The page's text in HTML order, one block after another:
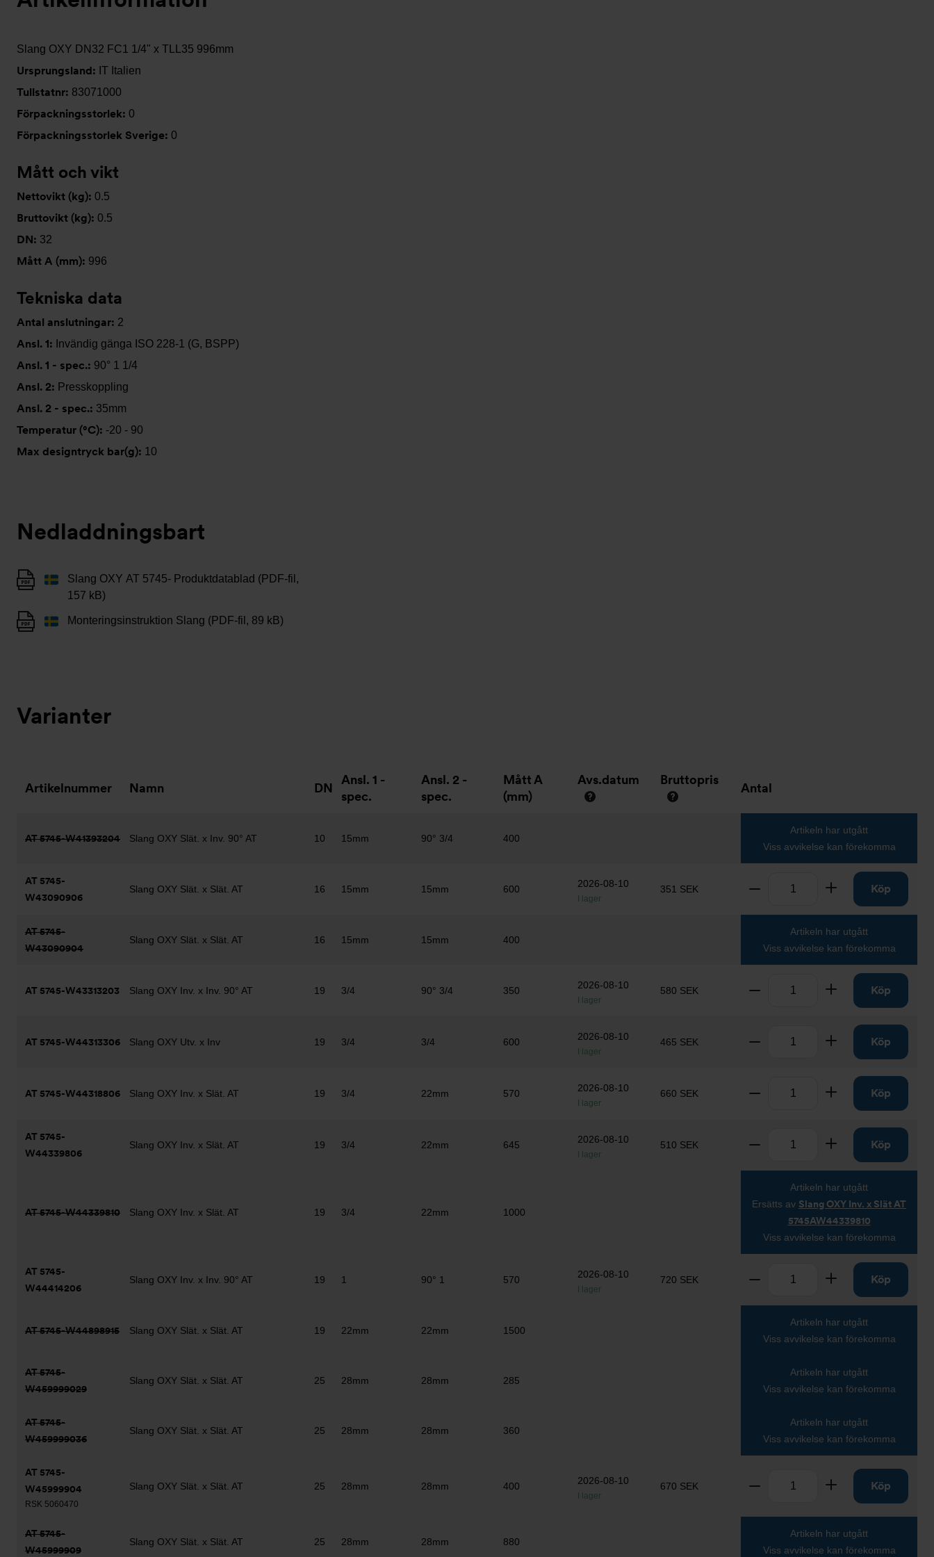
Slang OXY DN32 FC1 1/4" x TLL35 996mm
Ursprungsland: IT Italien
Tullstatnr: 83071000
Förpackningsstorlek: 0
Förpackningsstorlek Sverige: 0
Mått och vikt
Nettovikt (kg): 0.5
Bruttovikt (kg): 0.5
DN: 32
Mått A (mm): 996
Tekniska data
Antal anslutningar: 2
Ansl. 1: Invändig gänga ISO 228-1 (G, BSPP)
Ansl. 1 - spec.: 90° 1 1/4
Ansl. 2: Presskoppling
Ansl. 2 - spec.: 35mm
Temperatur (°C): -20 - 90
Max designtryck bar(g): 10
Nedladdningsbart
Slang OXY AT 5745- Produktdatablad (PDF-fil,
157 kB)
Monteringsinstruktion Slang (PDF-fil, 89 kB)
Varianter
Artikelnummer Namn DN
Ansl. 1 -
spec.
Ansl. 2 -
spec.
Mått A
(mm)
Avs.datum Bruttopris
Antal
AT 5745-W41393204 Slang OXY Slät. x Inv. 90° AT 10 15mm 90° 3/4 400
Artikeln har utgått
Viss avvikelse kan förekomma
AT 5745-
W43090906
Slang OXY Slät. x Slät. AT 16 15mm 15mm 600 2026-08-10
I lager
351 SEK Ta bort Lägg tillKöp
AT 5745-
W43090904
Slang OXY Slät. x Slät. AT 16 15mm 15mm 400
Artikeln har utgått
Viss avvikelse kan förekomma
AT 5745-W43313203 Slang OXY Inv. x Inv. 90° AT 19 3/4 90° 3/4 350 2026-08-10
I lager
580 SEK Ta bort Lägg tillKöp
AT 5745-W44313306 Slang OXY Utv. x Inv 19 3/4 3/4 600 2026-08-10
I lager
465 SEK Ta bort Lägg tillKöp
AT 5745-W44318806 Slang OXY Inv. x Slät. AT 19 3/4 22mm 570 2026-08-10
I lager
660 SEK Ta bort Lägg tillKöp
AT 5745-
W44339806
Slang OXY Inv. x Slät. AT 19 3/4 22mm 645 2026-08-10
I lager
510 SEK Ta bort Lägg tillKöp
AT 5745-W44339810 Slang OXY Inv. x Slät. AT 19 3/4 22mm 1000
Artikeln har utgått
Ersätts av Slang OXY Inv. x Slät AT
5745AW44339810
Viss avvikelse kan förekomma
AT 5745-
W44414206
Slang OXY Inv. x Inv. 90° AT 19 1 90° 1 570 2026-08-10
I lager
720 SEK Ta bort Lägg tillKöp
AT 5745-W44898915 Slang OXY Slät. x Slät. AT 19 22mm 22mm 1500
Artikeln har utgått
Viss avvikelse kan förekomma
AT 5745-
W459999029
Slang OXY Slät. x Slät. AT 25 28mm 28mm 285
Artikeln har utgått
Viss avvikelse kan förekomma
AT 5745-
W459999036
Slang OXY Slät. x Slät. AT 25 28mm 28mm 360
Artikeln har utgått
Viss avvikelse kan förekomma
AT 5745-
W45999904
RSK 5060470
Slang OXY Slät. x Slät. AT 25 28mm 28mm 400 2026-08-10
I lager
670 SEK Ta bort Lägg tillKöp
AT 5745-
W45999909
Slang OXY Slät. x Slät. AT 25 28mm 28mm 880
Artikeln har utgått
Viss avvikelse kan förekomma